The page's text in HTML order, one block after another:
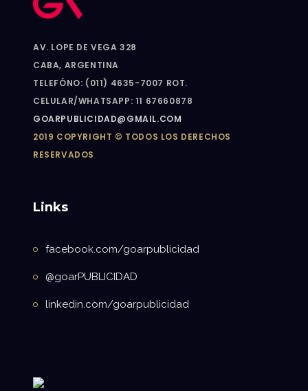
AV. LOPE DE VEGA 328
CABA, ARGENTINA
TELEFÓNO: (011) 4635-7007 ROT.
CELULAR/WHATSAPP: 11 67660878
GOARPUBLICIDAD@GMAIL.COM
2019 COPYRIGHT © TODOS LOS DERECHOS
RESERVADOS
Links
facebook.com/goarpublicidad
@goarPUBLICIDAD
linkedin.com/goarpublicidad